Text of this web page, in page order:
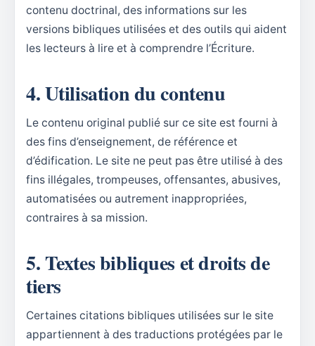
contenu doctrinal, des informations sur les
versions bibliques utilisées et des outils qui aident
les lecteurs à lire et à comprendre l’Écriture.
4. Utilisation du contenu
Le contenu original publié sur ce site est fourni à
des fins d’enseignement, de référence et
d’édification. Le site ne peut pas être utilisé à des
fins illégales, trompeuses, offensantes, abusives,
automatisées ou autrement inappropriées,
contraires à sa mission.
5. Textes bibliques et droits de
tiers
Certaines citations bibliques utilisées sur le site
appartiennent à des traductions protégées par le